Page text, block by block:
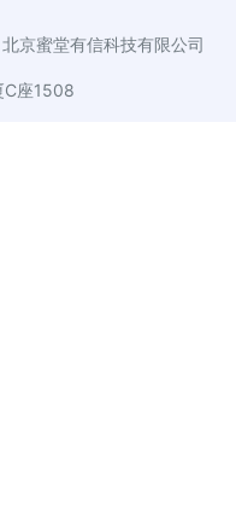
北京蜜堂有信科技有限公司
C座1508